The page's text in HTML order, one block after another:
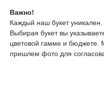
Важно!
Каждый наш букет
Выбирая букет вы
цветовой гамме и бюджете.
пришлем фото для
+7 981 9672833
info@plombirflowers.ru
Каждый день с 9:00 до 21:00
УЛ. КИРОЧНАЯ, 8Б